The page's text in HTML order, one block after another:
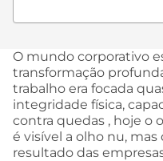
O mundo corporativo
transformação
trabalho era focada
integridade física,
contra quedas , hoje o
é visível a olho nu,
resultado das